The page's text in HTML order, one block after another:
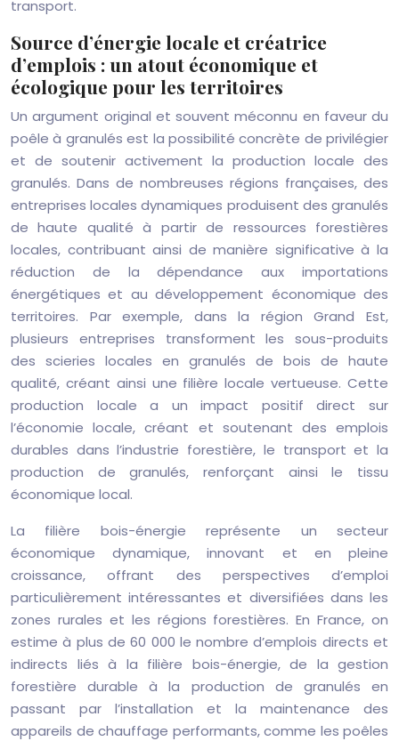
transport.
Source d’énergie locale et créatrice
d’emplois : un atout économique et
écologique pour les territoires
Un argument original et souvent méconnu en faveur du
poêle à granulés est la possibilité concrète de privilégier
et de soutenir activement la production locale des
granulés. Dans de nombreuses régions françaises, des
entreprises locales dynamiques produisent des granulés
de haute qualité à partir de ressources forestières
locales, contribuant ainsi de manière significative à la
réduction de la dépendance aux importations
énergétiques et au développement économique des
territoires. Par exemple, dans la région Grand Est,
plusieurs entreprises transforment les sous-produits
des scieries locales en granulés de bois de haute
qualité, créant ainsi une filière locale vertueuse. Cette
production locale a un impact positif direct sur
l’économie locale, créant et soutenant des emplois
durables dans l’industrie forestière, le transport et la
production de granulés, renforçant ainsi le tissu
économique local.
La filière bois-énergie représente un secteur
économique dynamique, innovant et en pleine
croissance, offrant des perspectives d’emploi
particulièrement intéressantes et diversifiées dans les
zones rurales et les régions forestières. En France, on
estime à plus de 60 000 le nombre d’emplois directs et
indirects liés à la filière bois-énergie, de la gestion
forestière durable à la production de granulés en
passant par l’installation et la maintenance des
appareils de chauffage performants, comme les poêles